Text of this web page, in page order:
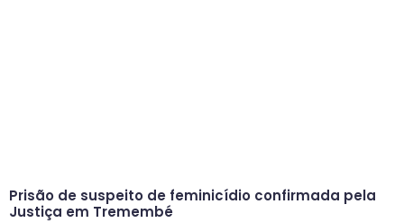
Prisão de suspeito de feminicídio confirmada pela
Justiça em Tremembé